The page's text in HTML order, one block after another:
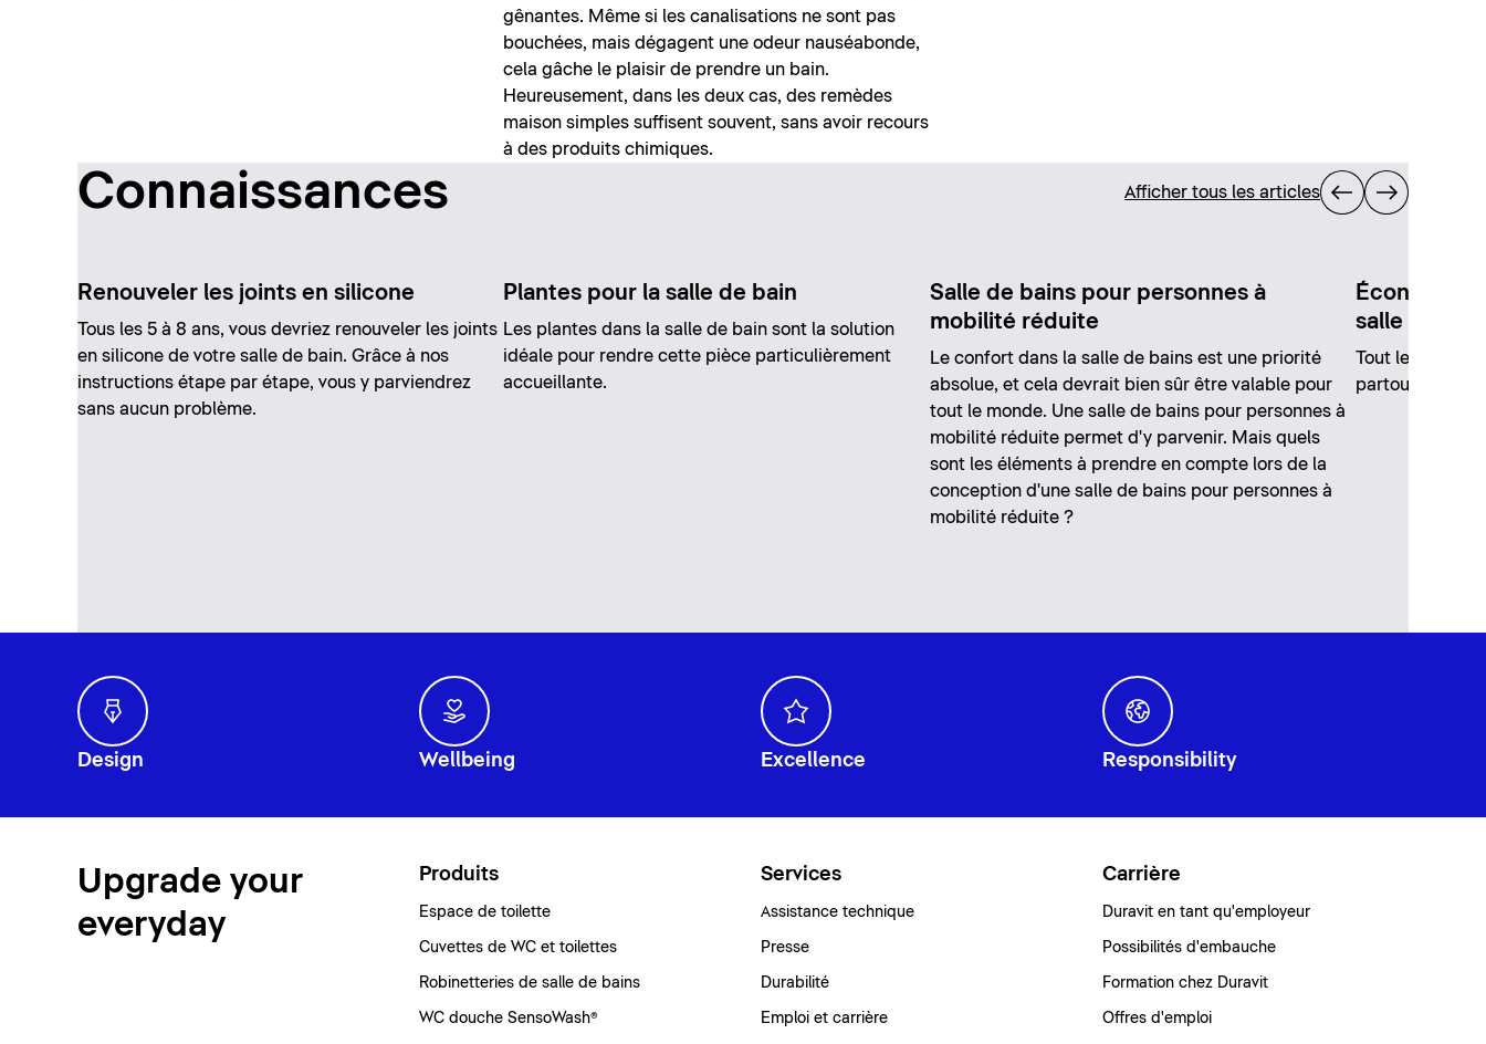
gênantes. Même si les canalisations ne sont pas
bouchées, mais dégagent une odeur nauséabonde,
cela gâche le plaisir de prendre un bain.
Heureusement, dans les deux cas, des remèdes
maison simples suffisent souvent, sans avoir recours
à des produits chimiques.
Connaissances Afficher tous les articles
Renouveler les joints en silicone
Tous les 5 à 8 ans, vous devriez renouveler les joints
en silicone de votre salle de bain. Grâce à nos
instructions étape par étape, vous y parviendrez
sans aucun problème.
Plantes pour la salle de bain
Les plantes dans la salle de bain sont la solution
idéale pour rendre cette pièce particulièrement
accueillante.
Salle de bains pour personnes à
mobilité réduite
Le confort dans la salle de bains est une priorité
absolue, et cela devrait bien sûr être valable pour
tout le monde. Une salle de bains pour personnes à
mobilité réduite permet d'y parvenir. Mais quels
sont les éléments à prendre en compte lors de la
conception d'une salle de bains pour personnes à
mobilité réduite ?
salle de
Tout le monde
partout et à
Design Wellbeing Excellence Responsibility
Upgrade your
everyday
Produits
Espace de toilette
Cuvettes de WC et toilettes
Robinetteries de salle de bains
WC douche SensoWash®
Services
Assistance technique
Presse
Durabilité
Emploi et carrière
Carrière
Duravit en tant qu'employeur
Possibilités d'embauche
Formation chez Duravit
Offres d'emploi